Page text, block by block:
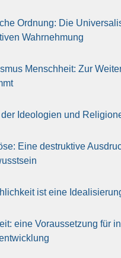
Ord­nung: Die
Wahr­neh­mung
Mensch­heit: Zur
der Ideo­lo­gien und
Eine destruk­ti­ve
ist eine
eine Vor­aus­set­zung für